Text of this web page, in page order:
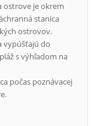
ostrove je okrem
stanica
ostrovov.
vypúšťajú do
s výhľadom na
počas poznávacej